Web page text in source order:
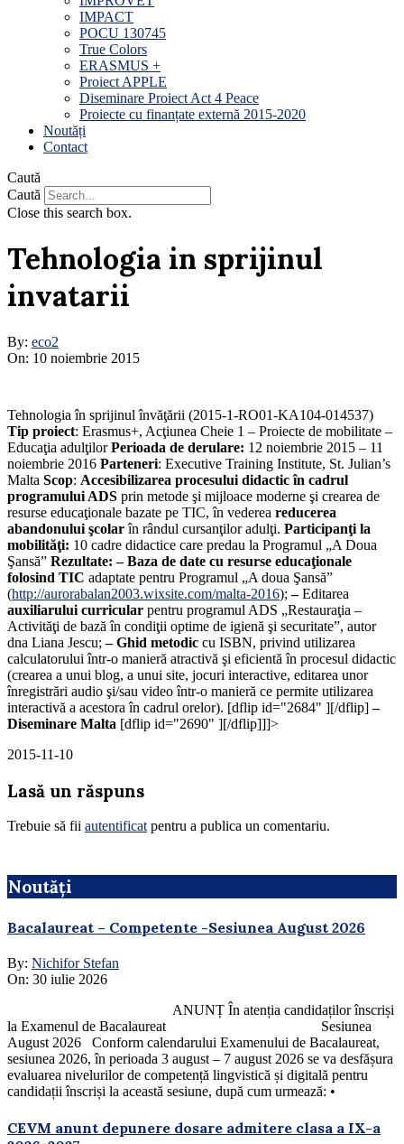
IMPACT
POCU 130745
True Colors
ERASMUS +
Proiect APPLE
Diseminare Proiect Act 4 Peace
Proiecte cu finanțate externă 2015-2020
Noutăți
Contact
Caută
Caută
Close this search box.
Tehnologia in sprijinul
invatarii
By: eco2
On: 10 noiembrie 2015
Tehnologia în sprijinul învăţării (2015-1-RO01-KA104-014537)
Tip proiect: Erasmus+, Acţiunea Cheie 1 – Proiecte de mobilitate –
Educaţia adulţilorPerioada de derulare: 12 noiembrie 2015 – 11
noiembrie 2016 Parteneri: Executive Training Institute, St. Julian’s
Malta Scop: Accesibilizarea procesului didactic în cadrul
programului ADS prin metode şi mijloace moderne şi crearea de
resurse educaţionale bazate pe TIC, în vederea reducerea
abandonului şcolarîn rândul cursanţilor adulţi. Participanţi la
mobilităţi: 10 cadre didactice care predau la Programul „A Doua
Şansă” Rezultate:– Baza de date cu resurse educaţionale
folosind TIC adaptate pentru Programul „A doua Şansă”
(http://aurorabalan2003.wixsite.com/malta-2016);–Editarea
auxiliarului curricular pentru programul ADS „Restauraţia –
Activităţi de bază în condiţii optime de igienă şi securitate”, autor
dna Liana Jescu;– Ghid metodic cu ISBN, privind utilizarea
calculatorului într-o manieră atractivă şi eficientă în procesul didactic
(crearea a unui blog, a unui site, jocuri interactive, editarea unor
înregistrări audio şi/sau video într-o manieră ce permite utilizarea
interactivă a acestora în cadrul orelor). [dflip id="2684" ][/dflip]–
Diseminare Malta [dflip id="2690" ][/dflip]]]>
2015-11-10
Lasă un răspuns
Trebuie să fii autentificat pentru a publica un comentariu.
Noutăți
Bacalaureat – Competente -Sesiunea August 2026
By: Nichifor Stefan
On: 30 iulie 2026
ANUNȚ În atenția candidaților înscriși
la Examenul de Bacalaureat Sesiunea
August 2026 Conform calendarului Examenului de Bacalaureat,
sesiunea 2026, în perioada 3 august – 7 august 2026 se va desfășura
evaluarea nivelurilor de competență lingvistică și digitală pentru
candidații înscriși la această sesiune, după cum urmează: •
CEVM anunt depunere dosare admitere clasa a IX-a